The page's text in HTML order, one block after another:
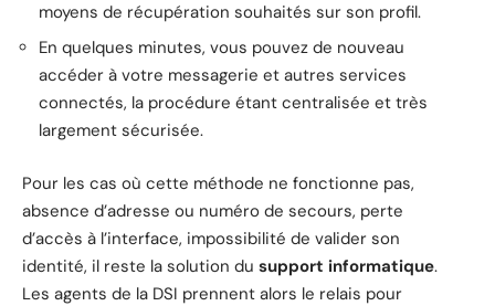
moyens de récupération souhaités sur son profil.
En quelques minutes, vous pouvez de nouveau
accéder à votre messagerie et autres services
connectés, la procédure étant centralisée et très
largement sécurisée.
Pour les cas où cette méthode ne fonctionne pas,
absence d’adresse ou numéro de secours, perte
d’accès à l’interface, impossibilité de valider son
identité, il reste la solution du support informatique.
Les agents de la DSI prennent alors le relais pour